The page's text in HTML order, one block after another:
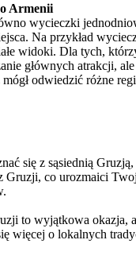
Armenii
wycieczki
Na przykład
widoki. Dla tych,
głównych atrakcji,
odwiedzić różne
się z sąsiednią
Gruzji, co urozmaici
to wyjątkowa okazja,
więcej o lokalnych